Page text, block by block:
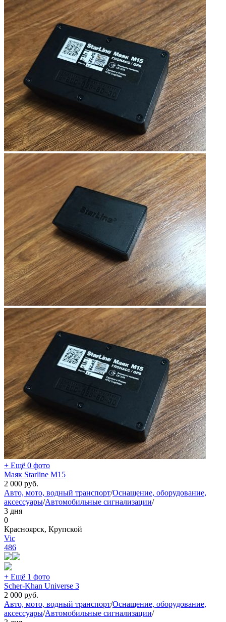
+ Ещё 0 фото
Маяк Starline M15
2 000 руб.
Авто, мото, водный транспорт/Оснащение, оборудование,
аксессуары/Автомобильные сигнализации/
3 дня
0
Красноярск, Крупской
Vic
486
+ Ещё 1 фото
Scher-Khan Universe 3
2 000 руб.
Авто, мото, водный транспорт/Оснащение, оборудование,
аксессуары/Автомобильные сигнализации/